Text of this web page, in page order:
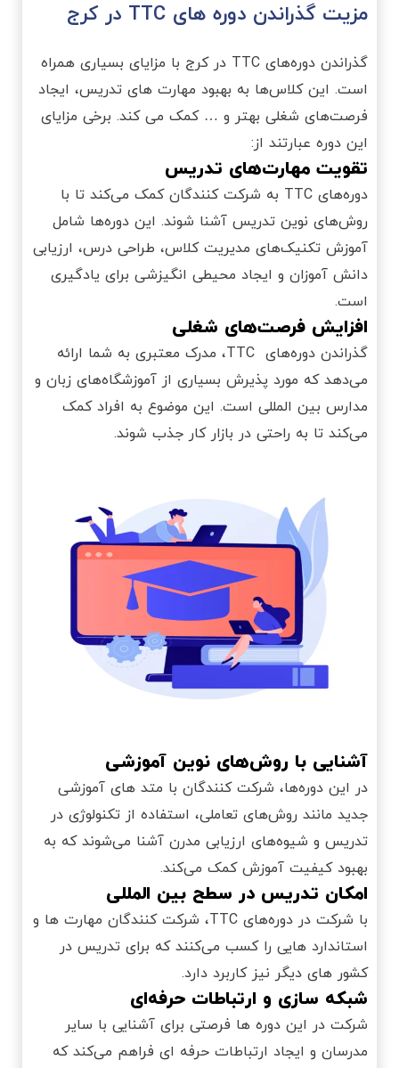
مزیت گذراندن دوره های TTC در کرج
گذراندن دوره‌های TTC در کرج با مزایای بسیاری همراه
است. این کلاس‌ها به بهبود مهارت های تدریس، ایجاد
فرصت‌های شغلی بهتر و … کمک می کند. برخی مزایای
این دوره عبارتند از:
تقویت مهارت‌های تدریس
دوره‌های TTC به شرکت ‌کنندگان کمک می‌کند تا با
روش‌های نوین تدریس آشنا شوند. این دوره‌‌ها شامل
آموزش تکنیک‌‌های مدیریت کلاس، طراحی درس، ارزیابی
دانش آموزان و ایجاد محیطی انگیزشی برای یادگیری
است.
افزایش فرصت‌‌های شغلی
گذراندن دوره‌‌های TTC، مدرک معتبری به شما ارائه
می‌دهد که مورد پذیرش بسیاری از آموزشگاه‌های زبان و
مدارس بین ‌المللی است. این موضوع به افراد کمک
می‌کند تا به راحتی در بازار کار جذب شوند.
آشنایی با روش‌‌های نوین آموزشی
در این دوره‌‌ها، شرکت کنندگان با متد های آموزشی
جدید مانند روش‌های تعاملی، استفاده از تکنولوژی در
تدریس و شیوه‌های ارزیابی مدرن آشنا می‌شوند که به
بهبود کیفیت آموزش کمک می‌کند.
امکان تدریس در سطح بین‌ المللی
با شرکت در دوره‌‌های TTC، شرکت‌ کنندگان مهارت‌ ها و
استاندارد هایی را کسب می‌‌کنند که برای تدریس در
کشور های دیگر نیز کاربرد دارد.
شبکه سازی و ارتباطات حرفه‌ای
شرکت در این دوره ‌ها فرصتی برای آشنایی با سایر
مدرسان و ایجاد ارتباطات حرفه ای فراهم می‌کند که